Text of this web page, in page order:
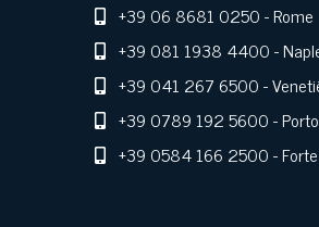
+39 06 8681 0250- Rome
+39 081 1938 4400-
+39 041 267 6500-
+39 0789 192 5600-
+39 0584 166 2500-